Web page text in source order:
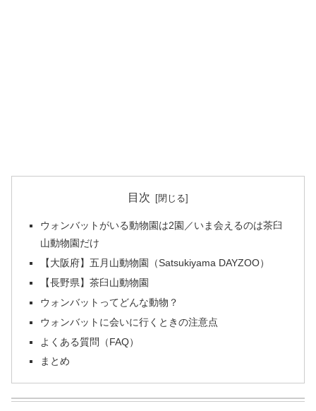
目次
ウォンバットがいる動物園は2園／いま会えるのは茶臼
山動物園だけ
【大阪府】五月山動物園（Satsukiyama DAYZOO）
【長野県】茶臼山動物園
ウォンバットってどんな動物？
ウォンバットに会いに行くときの注意点
よくある質問（FAQ）
まとめ